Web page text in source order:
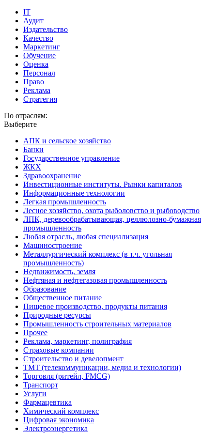
IT
Аудит
Издательство
Качество
Маркетинг
Обучение
Оценка
Персонал
Право
Реклама
Стратегия
По отраслям:
Выберите
АПК и сельское хозяйство
Банки
Государственное управление
ЖКХ
Здравоохранение
Инвестиционные институты. Рынки капиталов
Информационные технологии
Легкая промышленность
Лесное хозяйство, охота рыболовство и рыбоводство
ЛПК, деревообрабатывающая, целлюлозно-бумажная
промышленность
Любая отрасль, любая специализация
Машиностроение
Металлургический комплекс (в т.ч. угольная
промышленность)
Недвижимость, земля
Нефтяная и нефтегазовая промышленность
Образование
Общественное питание
Пищевое производство, продукты питания
Природные ресурсы
Промышленность строительных материалов
Прочее
Реклама, маркетинг, полиграфия
Страховые компании
Строительство и девелопмент
ТМТ (телекоммуникации, медиа и технологии)
Торговля (ритейл, FMCG)
Транспорт
Услуги
Фармацевтика
Химический комплекс
Цифровая экономика
Электроэнергетика